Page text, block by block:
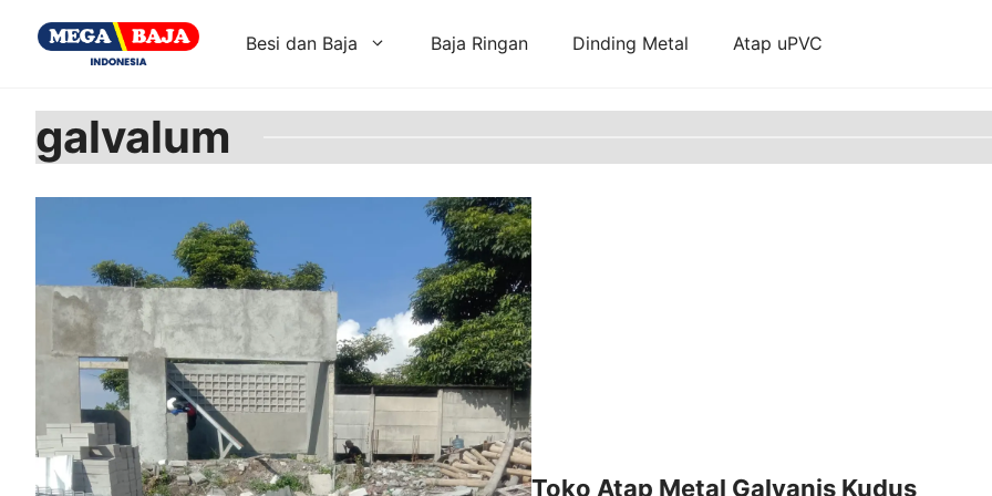
Besi dan Baja Baja Ringan Dinding Metal Atap uPVC
galvalum
Toko Atap Metal Galvanis Kudus